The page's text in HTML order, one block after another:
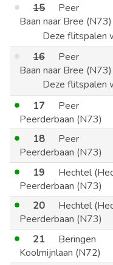
15
Peer
Baan naar Bree (N73)
Deze flitspalen
16
Peer
Baan naar Bree (N73)
Deze flitspalen
17
Peer
Peerderbaan (N73)
18
Peer
Peerderbaan (N73)
19
Hechtel
Peerderbaan (N73)
20
Hechtel
Peerderbaan (N73)
21
Beringen
Koolmijnlaan (N72)